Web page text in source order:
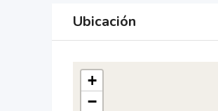
Ubicación
+
−